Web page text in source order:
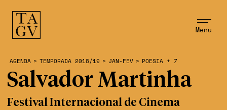
Menu
AGENDA > TEMPORADA 2018/19 > JAN-FEV > POESIA + 7
Salvador Martinha
Festival Internacional de Cinema